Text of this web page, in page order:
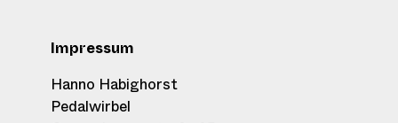
Impressum
Hanno Habighorst
Pedalwirbel